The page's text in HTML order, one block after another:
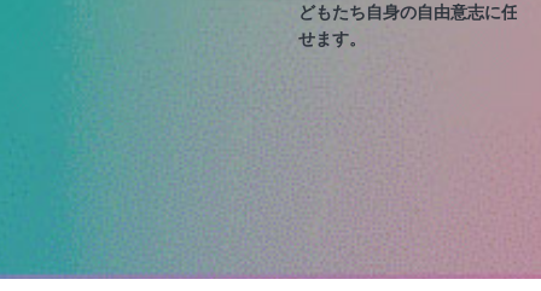
どもたち自身の自由意志に任
せます。